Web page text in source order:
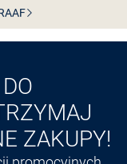
60 dni
ZAKUPY!